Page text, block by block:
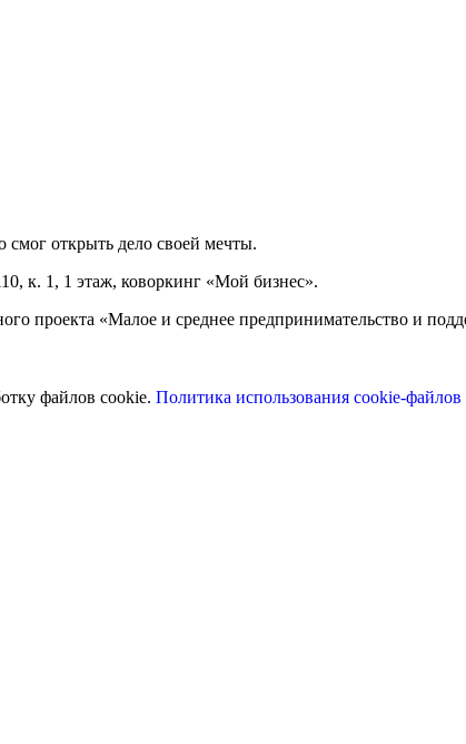
открыть дело своей мечты.
к. 1, 1 этаж, коворкинг «Мой бизнес».
проекта «Малое и среднее предпринимательство и
файлов cookie. Политика использования cookie-файлов